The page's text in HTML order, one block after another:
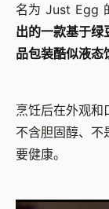
名为 Just Egg
出的一款基于绿
品包装酷似液态
烹饪后在外观和
不含胆固醇、不
要健康。